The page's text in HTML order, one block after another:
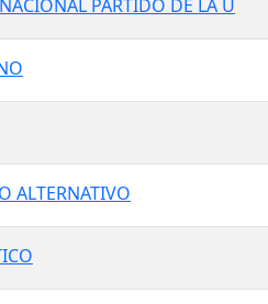
PARTIDO DE LA U
ALTERNATIVO